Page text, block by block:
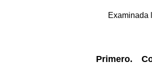
Examinada
Primero.